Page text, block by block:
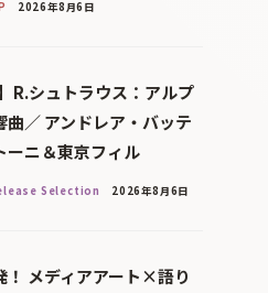
2026年8月6日
】R.シュトラウス：アルプ
曲／ アンドレア・バッテ
ーニ＆東京フィル
Selection 2026年8月6日
！ メディアアート×語り